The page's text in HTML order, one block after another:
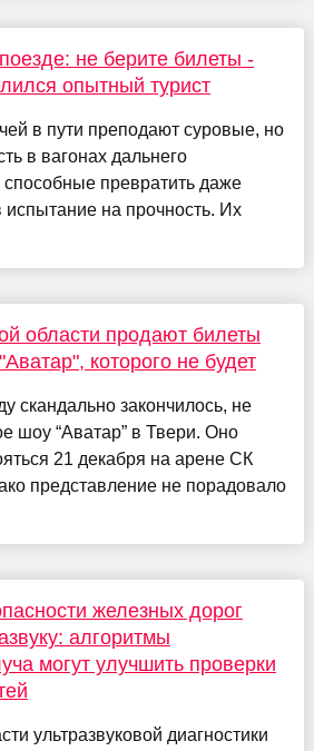
не берите билеты -
опытный турист
в пути преподают суровые, но
в вагонах дальнего
превратить даже
испытание на прочность. Их
области продают билеты
которого не будет
скандально закончилось, не
шоу “Аватар” в Твери. Оно
21 декабря на арене СК
представление не порадовало
железных дорог
алгоритмы
могут улучшить проверки
ультразвуковой диагностики